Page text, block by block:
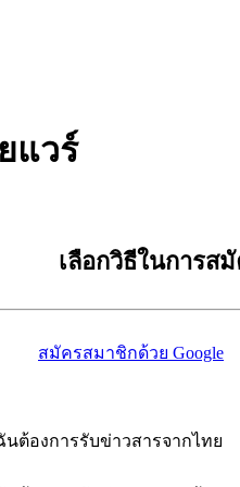
แวร์
เลือกวิธีในการส
สมัครสมาชิกด้วย Google
นต้องการรับข่าวสารจากไทย